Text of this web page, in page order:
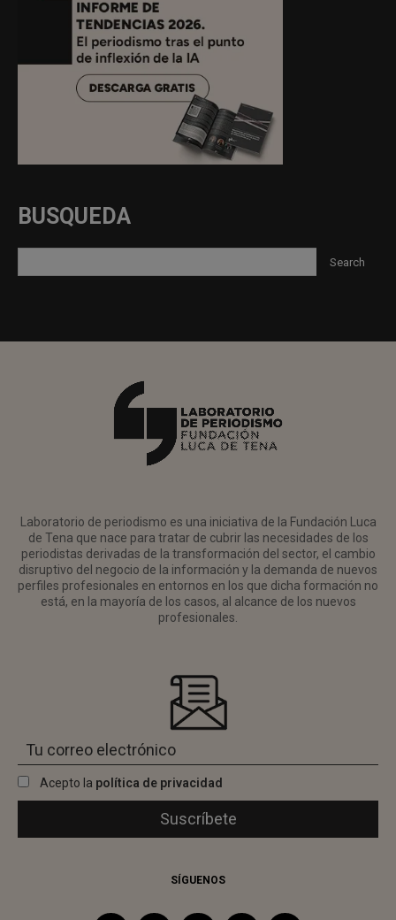
BUSQUEDA
Laboratorio de periodismo es una iniciativa de la Fundación Luca
de Tena que nace para tratar de cubrir las necesidades de los
periodistas derivadas de la transformación del sector, el cambio
disruptivo del negocio de la información y la demanda de nuevos
perfiles profesionales en entornos en los que dicha formación no
está, en la mayoría de los casos, al alcance de los nuevos
profesionales.
Acepto la política de privacidad
SÍGUENOS